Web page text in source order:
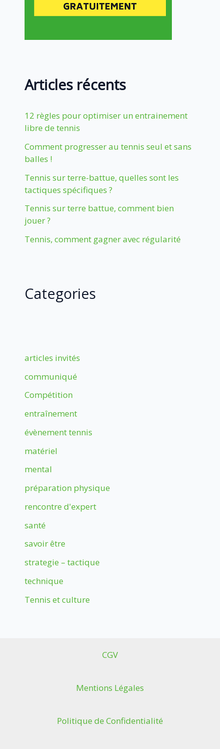
Articles récents
12 règles pour optimiser un entrainement
libre de tennis
Comment progresser au tennis seul et sans
balles !
Tennis sur terre-battue, quelles sont les
tactiques spécifiques ?
Tennis sur terre battue, comment bien
jouer ?
Tennis, comment gagner avec régularité
Categories
articles invités
communiqué
Compétition
entraînement
évènement tennis
matériel
mental
préparation physique
rencontre d'expert
santé
savoir être
strategie – tactique
technique
Tennis et culture
CGV
Mentions Légales
Politique de Confidentialité